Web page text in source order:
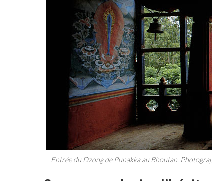
Entrée du Dzong de Punakka au Bhoutan.